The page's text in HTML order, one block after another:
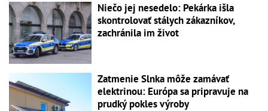
Niečo jej nesedelo: Pekárka išla
skontrolovať stálych zákazníkov,
zachránila im život
Zatmenie Slnka môže zamávať
elektrinou: Európa sa pripravuje na
prudký pokles výroby